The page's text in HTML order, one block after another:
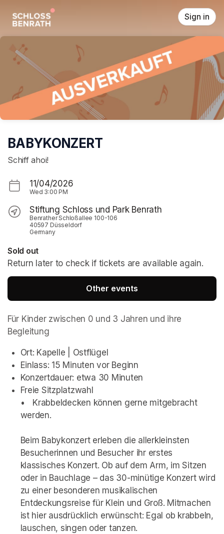
Sign in
BABYKONZERT
Schiff ahoi!
11/04/2026
Wed 3:00 PM
Stiftung Schloss und Park Benrath
Benrather Schloßallee 100-106
40597 Düsseldorf
Germany
Sold out
Return later to check if tickets are available again.
Other events
Für Kinder zwischen 0 und 3 Jahren und ihre
Begleitung
Ort: Kapelle | Ostflügel
Einlass: 15 Minuten vor Beginn
Konzertdauer: etwa 30 Minuten
Freie Sitzplatzwahl
•	 Krabbeldecken können gerne mitgebracht
Beim Babykonzert erleben die allerkleinsten
Besucherinnen und Besucher ihr erstes
klassisches Konzert. Ob auf dem Arm, im Sitzen
oder in Bauchlage – das 30-minütige Konzert wird
zu einer besonderen musikalischen
Entdeckungsreise für Klein und Groß. Mitmachen
ist hier ausdrücklich erwünscht: Egal ob krabbeln,
lauschen, singen oder tanzen.